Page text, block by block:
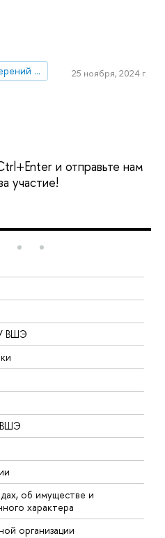
Центр психометрики и измерений в образовании
25 ноября, 2024 г.
и отправьте нам
участие!
ВШЭ
ВШЭ
об имуществе и
характера
организации